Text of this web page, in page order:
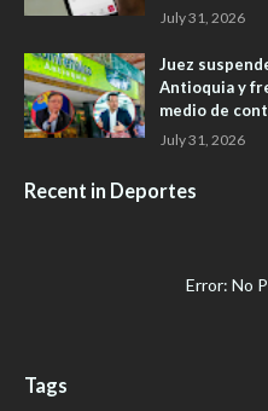
July 31, 2026
Juez
Antioquia y
medio de
July 31, 2026
Recent in Deportes
Error: No
Tags